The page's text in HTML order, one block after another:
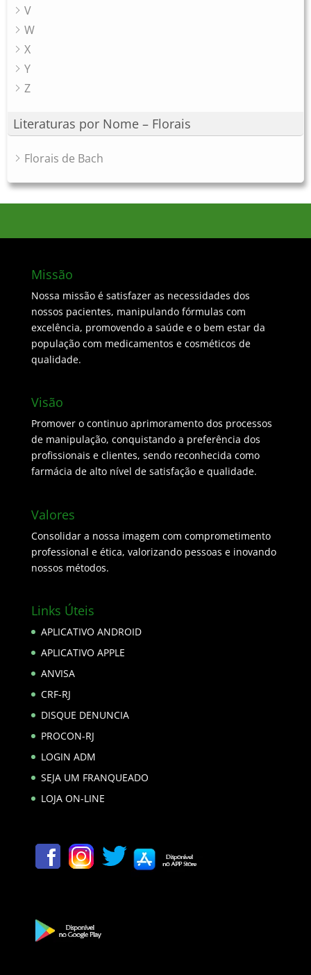
V
W
X
Y
Z
Literaturas por Nome – Florais
Florais de Bach
Missão
Nossa missão é satisfazer as necessidades dos
nossos pacientes, manipulando fórmulas com
excelência, promovendo a saúde e o bem estar da
população com medicamentos e cosméticos de
qualidade.
Visão
Promover o continuo aprimoramento dos processos
de manipulação, conquistando a preferência dos
profissionais e clientes, sendo reconhecida como
farmácia de alto nível de satisfação e qualidade.
Valores
Consolidar a nossa imagem com comprometimento
professional e ética, valorizando pessoas e inovando
nossos métodos.
Links Úteis
APLICATIVO ANDROID
APLICATIVO APPLE
ANVISA
CRF-RJ
DISQUE DENUNCIA
PROCON-RJ
LOGIN ADM
SEJA UM FRANQUEADO
LOJA ON-LINE